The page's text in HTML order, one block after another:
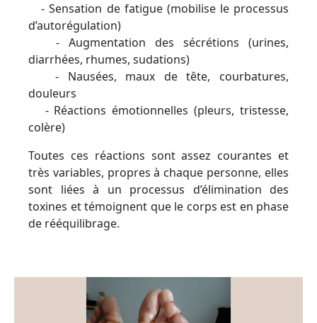
- Sensation de fatigue (mobilise le processus
d’autorégulation)
- Augmentation des sécrétions (urines,
diarrhées, rhumes, sudations)
- Nausées, maux de tête, courbatures,
douleurs
- Réactions émotionnelles (pleurs, tristesse,
colère)
Toutes ces réactions sont assez courantes et
très variables, propres à chaque personne, elles
sont liées à un processus d’élimination des
toxines et témoignent que le corps est en phase
de rééquilibrage.